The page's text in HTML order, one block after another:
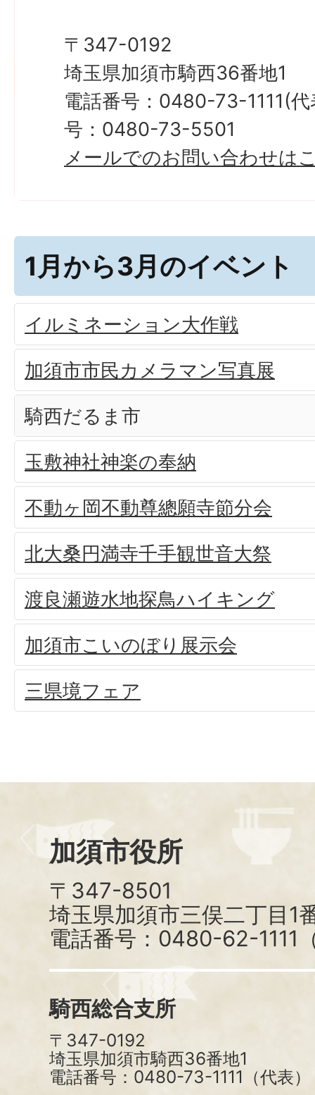
〒347-0192
埼玉県加須市騎西36番地1
電話番号：0480-73-1111(
号：0480-73-5501
メールでのお問い合わせは
1月から3月のイベント
イルミネーション大作戦
加須市市民カメラマン写真展
騎西だるま市
玉敷神社神楽の奉納
不動ヶ岡不動尊總願寺節分会
北大桑円満寺千手観世音大祭
渡良瀬遊水地探鳥ハイキング
加須市こいのぼり展示会
三県境フェア
加須市役所
〒347-8501
埼玉県加須市三俣二丁目1
電話番号：0480-62-1111
騎西総合支所
〒347-0192
埼玉県加須市騎西36番地1
電話番号：0480-73-1111（代表）